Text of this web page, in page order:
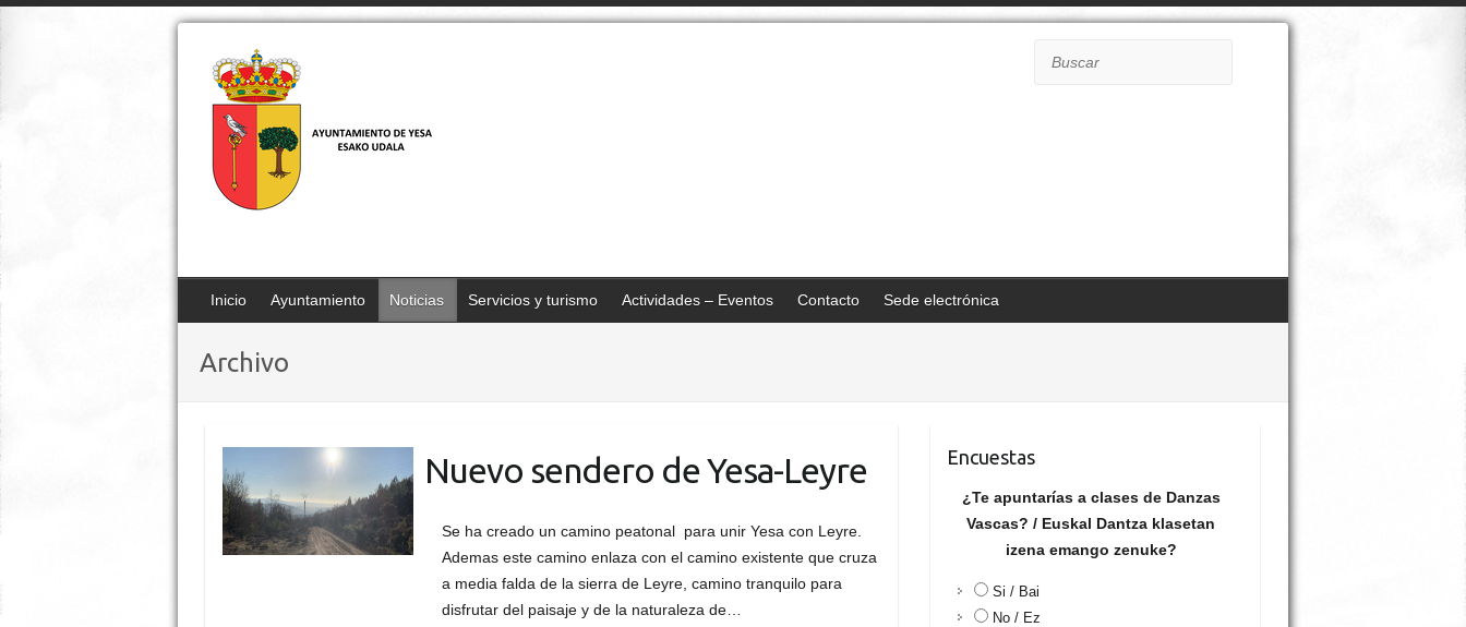
Inicio Ayuntamiento Noticias Servicios y turismo Actividades – Eventos Contacto Sede electrónica
Archivo
Nuevo sendero de Yesa-Leyre
Se ha creado un camino peatonal para unir Yesa con Leyre.
Ademas este camino enlaza con el camino existente que cruza
a media falda de la sierra de Leyre, camino tranquilo para
disfrutar del paisaje y de la naturaleza de…
Encuestas
¿Te apuntarías a clases de Danzas
Vascas? / Euskal Dantza klasetan
izena emango zenuke?
Si / Bai
No / Ez